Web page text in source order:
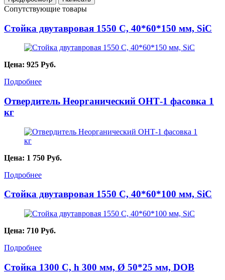
Сопутствующие товары
Стойка двутавровая 1550 C, 40*60*150 мм, SiC
Цена: 925 Руб.
Подробнее
Отвердитель Неорганический ОНТ-1 фасовка 1
кг
Цена: 1 750 Руб.
Подробнее
Стойка двутавровая 1550 C, 40*60*100 мм, SiC
Цена: 710 Руб.
Подробнее
Стойка 1300 С, h 300 мм, Ø 50*25 мм, DOB